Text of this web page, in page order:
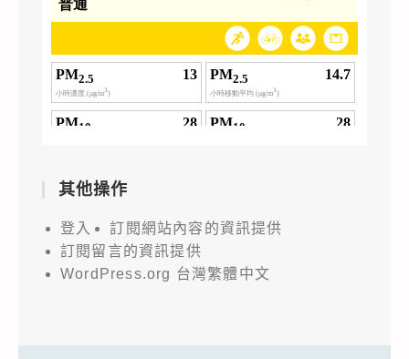
其他操作
登入
訂閱網站內容的資訊提供
訂閱留言的資訊提供
WordPress.org 台灣繁體中文